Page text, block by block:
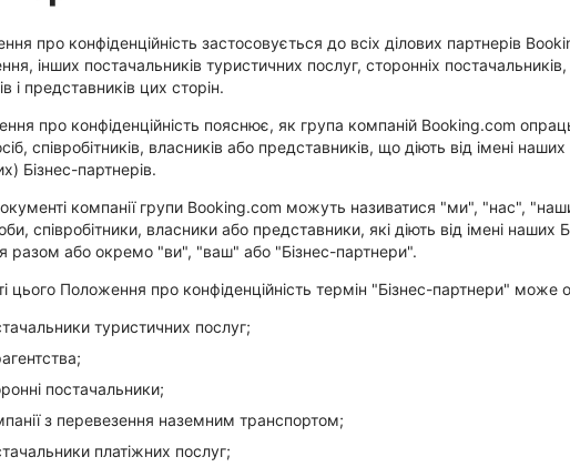
про конфіденційність застосовується до всіх ділових партнерів
інших постачальників туристичних послуг, сторонніх постачальників,
і представників цих сторін.
про конфіденційність пояснює, як група компаній Booking.com
співробітників, власників або представників, що діють від імені
Бізнес-партнерів.
компанії групи Booking.com можуть називатися "ми", "нас",
співробітники, власники або представники, які діють від імені наших
разом або окремо "ви", "ваш" або "Бізнес-партнери".
цього Положення про конфіденційність термін "Бізнес-партнери" може
туристичних послуг;
постачальники;
з перевезення наземним транспортом;
платіжних послуг;